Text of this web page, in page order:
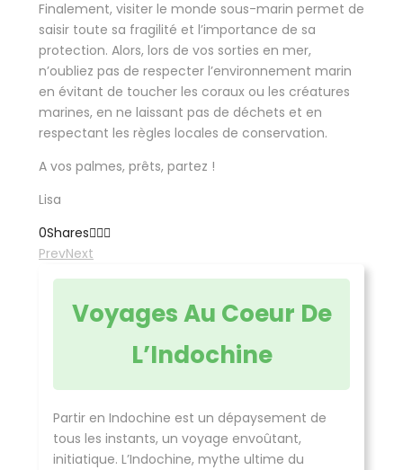
Finalement, visiter le monde sous-marin permet de
saisir toute sa fragilité et l’importance de sa
protection. Alors, lors de vos sorties en mer,
n’oubliez pas de respecter l’environnement marin
en évitant de toucher les coraux ou les créatures
marines, en ne laissant pas de déchets et en
respectant les règles locales de conservation.
A vos palmes, prêts, partez !
Lisa
0Shares
PrevNext
Voyages Au Coeur De
L’Indochine
Partir en Indochine est un dépaysement de
tous les instants, un voyage envoûtant,
initiatique. L’Indochine, mythe ultime du